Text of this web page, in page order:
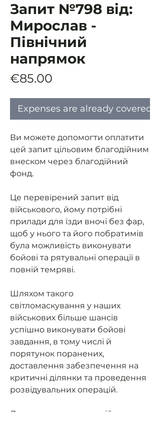
Запит №798 від:
Мирослав -
Північний
напрямок
€85.00
Expenses are already covered
Ви можете допомогти оплатити
цей запит цільовим благодійним
внеском через благодійний
фонд.
Це перевірений запит від
військового, йому потрібні
прилади для їзди вночі без фар,
щоб у нього та його побратимів
була можливість виконувати
бойові та рятувальні операції в
повній темряві.
Шляхом такого
світломаскування у наших
військових більше шансів
успішно виконувати бойові
завдання, в тому числі й
порятунок поранених,
доставлення забезпечення на
критичні ділянки та проведення
розвідувальних операцій.
Допоможемо нашим військовим